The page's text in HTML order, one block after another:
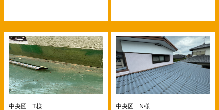
中央区 T様 中央区 N様